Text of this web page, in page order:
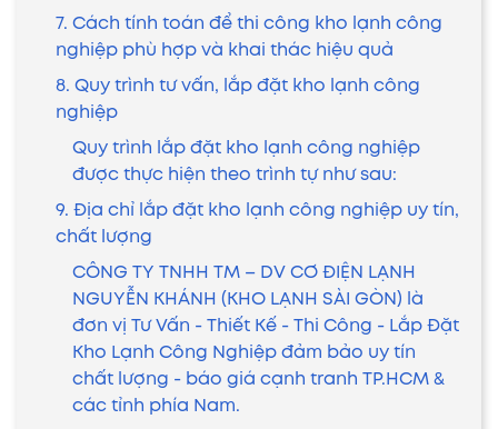
7. Cách tính toán để thi công kho lạnh công
nghiệp phù hợp và khai thác hiệu quả
8. Quy trình tư vấn, lắp đặt kho lạnh công
nghiệp
Quy trình lắp đặt kho lạnh công nghiệp
được thực hiện theo trình tự như sau:
9. Địa chỉ lắp đặt kho lạnh công nghiệp uy tín,
chất lượng
CÔNG TY TNHH TM – DV CƠ ĐIỆN LẠNH
NGUYỄN KHÁNH (KHO LẠNH SÀI GÒN) là
đơn vị Tư Vấn - Thiết Kế - Thi Công - Lắp Đặt
Kho Lạnh Công Nghiệp đảm bảo uy tín
chất lượng - báo giá cạnh tranh TP.HCM &
các tỉnh phía Nam.